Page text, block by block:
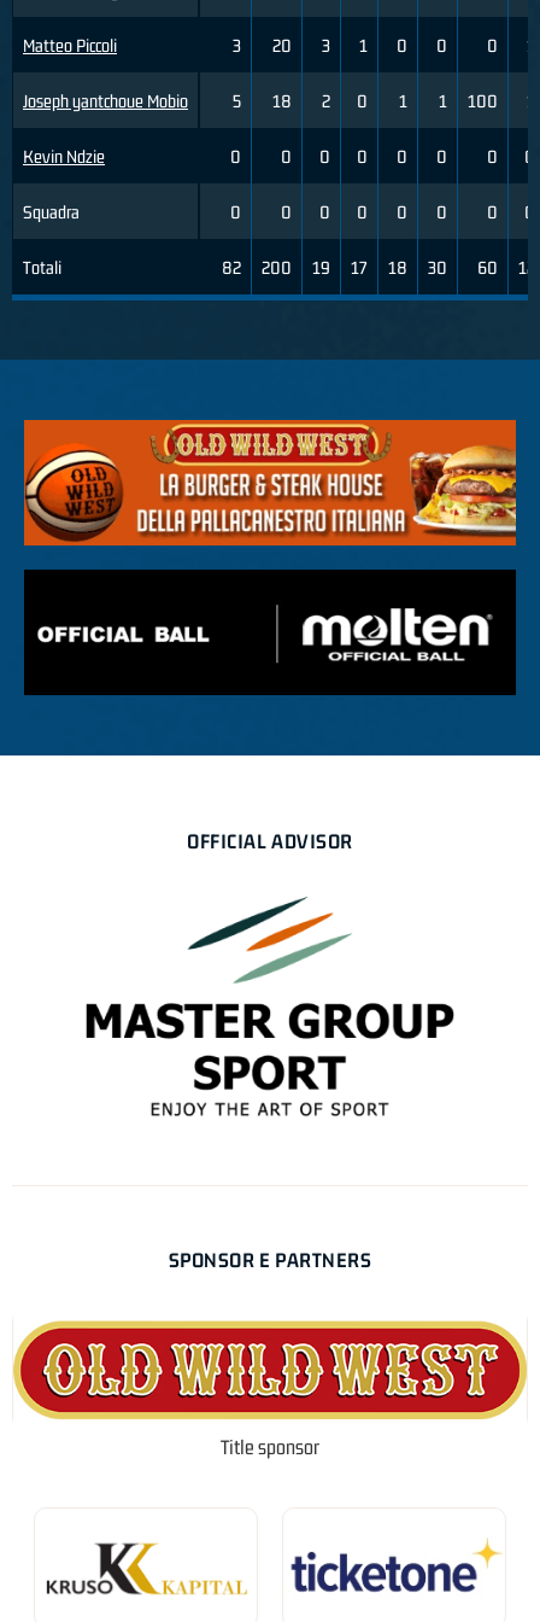
Matteo Piccoli
Joseph yantchoue Mobio
Kevin Ndzie
Squadra
Totali
3 20 3 1 0 0 0 1
5 18 2 0 1 1 100 1
0 0 0 0 0 0 0 0
0 0 0 0 0 0 0 0
82 200 19 17 18 30 60 12
OFFICIAL ADVISOR
SPONSOR E PARTNERS
Title sponsor